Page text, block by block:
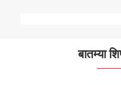
बातम्या